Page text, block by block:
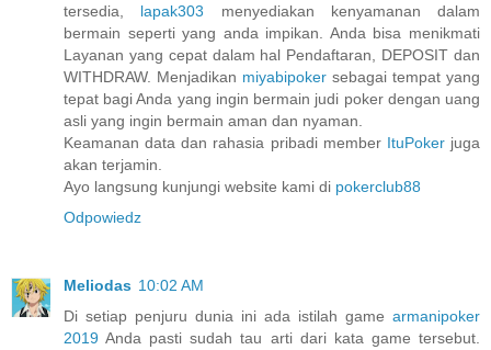
tersedia, lapak303 menyediakan kenyamanan dalam
bermain seperti yang anda impikan. Anda bisa menikmati
Layanan yang cepat dalam hal Pendaftaran, DEPOSIT dan
WITHDRAW. Menjadikan miyabipoker sebagai tempat yang
tepat bagi Anda yang ingin bermain judi poker dengan uang
asli yang ingin bermain aman dan nyaman.
Keamanan data dan rahasia pribadi member ItuPokerjuga
akan terjamin.
Ayo langsung kunjungi website kami di pokerclub88
Odpowiedz
Meliodas 10:02 AM
Di setiap penjuru dunia ini ada istilah game armanipoker
2019 Anda pasti sudah tau arti dari kata game tersebut.